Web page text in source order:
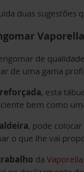
duas sugestões
de
de uma gama
, esta
bem como
, pode
o que lhe vai
da